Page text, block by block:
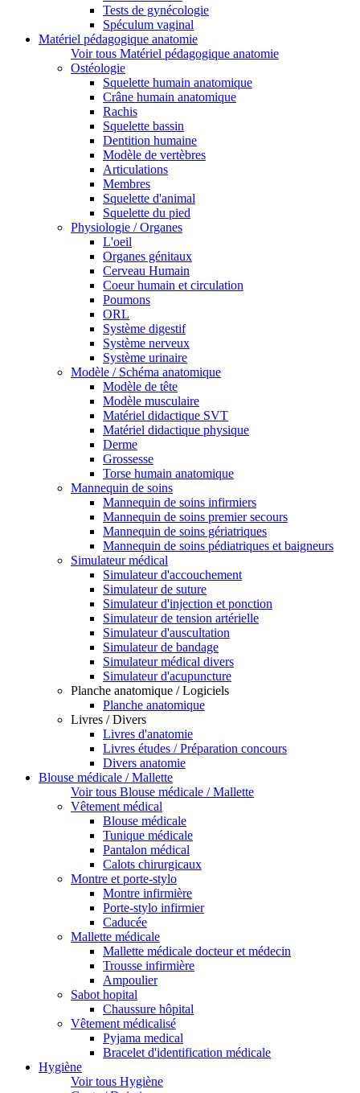
Tests de gynécologie
Spéculum vaginal
Matériel pédagogique anatomie
Voir tous Matériel pédagogique anatomie
Ostéologie
Squelette humain anatomique
Crâne humain anatomique
Rachis
Squelette bassin
Dentition humaine
Modèle de vertèbres
Articulations
Membres
Squelette d'animal
Squelette du pied
Physiologie / Organes
L'oeil
Organes génitaux
Cerveau Humain
Coeur humain et circulation
Poumons
ORL
Système digestif
Système nerveux
Système urinaire
Modèle / Schéma anatomique
Modèle de tête
Modèle musculaire
Matériel didactique SVT
Matériel didactique physique
Derme
Grossesse
Torse humain anatomique
Mannequin de soins
Mannequin de soins infirmiers
Mannequin de soins premier secours
Mannequin de soins gériatriques
Mannequin de soins pédiatriques et baigneurs
Simulateur médical
Simulateur d'accouchement
Simulateur de suture
Simulateur d'injection et ponction
Simulateur de tension artérielle
Simulateur d'auscultation
Simulateur de bandage
Simulateur médical divers
Simulateur d'acupuncture
Planche anatomique / Logiciels
Planche anatomique
Livres / Divers
Livres d'anatomie
Livres études / Préparation concours
Divers anatomie
Blouse médicale / Mallette
Voir tous Blouse médicale / Mallette
Vêtement médical
Blouse médicale
Tunique médicale
Pantalon médical
Calots chirurgicaux
Montre et porte-stylo
Montre infirmière
Porte-stylo infirmier
Caducée
Mallette médicale
Mallette médicale docteur et médecin
Trousse infirmière
Ampoulier
Sabot hopital
Chaussure hôpital
Vêtement médicalisé
Pyjama medical
Bracelet d'identification médicale
Hygiène
Voir tous Hygiène